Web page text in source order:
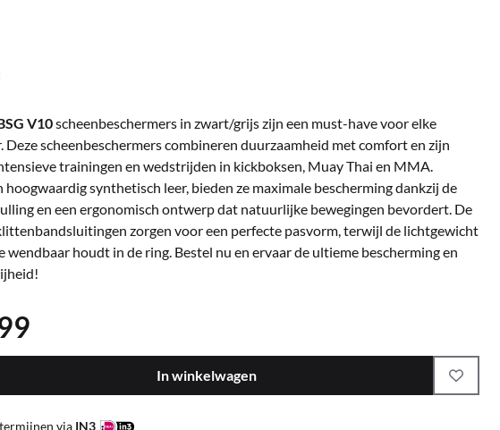
V10scheenbeschermers in zwart/grijs zijn een must-have voor elke
Deze scheenbeschermers combineren duurzaamheid met comfort en zijn
trainingen en wedstrijden in kickboksen, Muay Thai en MMA.
hoogwaardig synthetisch leer, bieden ze maximale bescherming dankzij de
en een ergonomisch ontwerp dat natuurlijke bewegingen bevordert. De
zorgen voor een perfecte pasvorm, terwijl de lichtgewicht
wendbaar houdt in de ring. Bestel nu en ervaar de ultieme bescherming en
In winkelwagen
via IN3